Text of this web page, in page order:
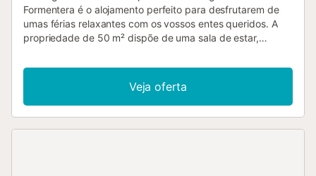
Formentera é o alojamento perfeito para desfrutarem de
umas férias relaxantes com os vossos entes queridos. A
propriedade de 50 m² dispõe de uma sala de estar,
pessoas. Entre as comodidades adicionais encontram-se
Wi-Fi, televisão, ar condicionado e máquina de lavar
roupa. Também está disponível um berço. O bungalow
oferece um terraço exterior partilhado, ideal para
Veja oferta